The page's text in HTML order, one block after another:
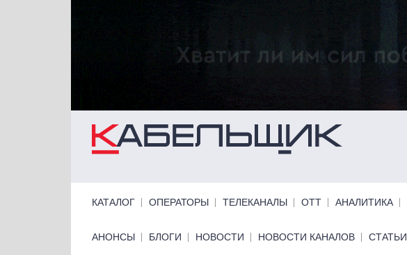
КАТАЛОГ ОПЕРАТОРЫ ТЕЛЕКАНАЛЫ ОТТ АНАЛИТИКА
Primary links bottom
АНОНСЫ БЛОГИ НОВОСТИ НОВОСТИ КАНАЛОВ СТАТЬИ